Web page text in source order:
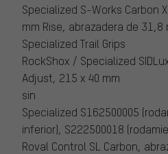
Specialized S-Works Carbon
mm Rise, abrazadera de
Specialized Trail Grips
RockShox / Specialized
Adjust, 215 x 40 mm
sin
Specialized S162500005
inferior), S222500018
Roval Control SL Carbon,